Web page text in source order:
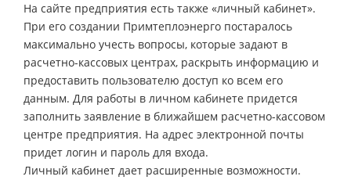
На сайте предприятия есть также «личный кабинет».
При его создании Примтеплоэнерго постаралось
максимально учесть вопросы, которые задают в
расчетно-кассовых центрах, раскрыть информацию и
предоставить пользователю доступ ко всем его
данным. Для работы в личном кабинете придется
заполнить заявление в ближайшем расчетно-кассовом
центре предприятия. На адрес электронной почты
придет логин и пароль для входа.
Личный кабинет дает расширенные возможности.